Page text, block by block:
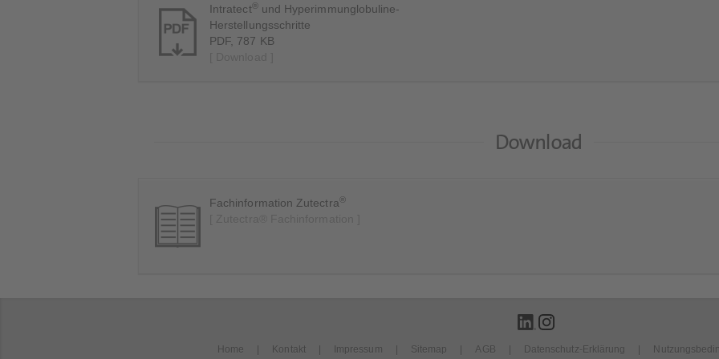
Intratect® und Hyperimmunglobuline-
Herstellungsschritte
PDF, 787 KB
Download
Fachinformation Zutectra®
Home Kontakt Impressum Sitemap AGB Datenschutz-Erklärung